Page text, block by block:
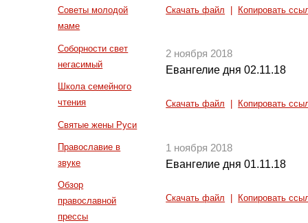
Советы молодой
маме
Соборности свет
негасимый
Школа семейного
чтения
Святые жены Руси
Православие в
звуке
Обзор
православной
прессы
Скачать файл Копировать
2 ноября 2018
Евангелие дня 02.11.18
Скачать файл Копировать
1 ноября 2018
Евангелие дня 01.11.18
Скачать файл Копировать